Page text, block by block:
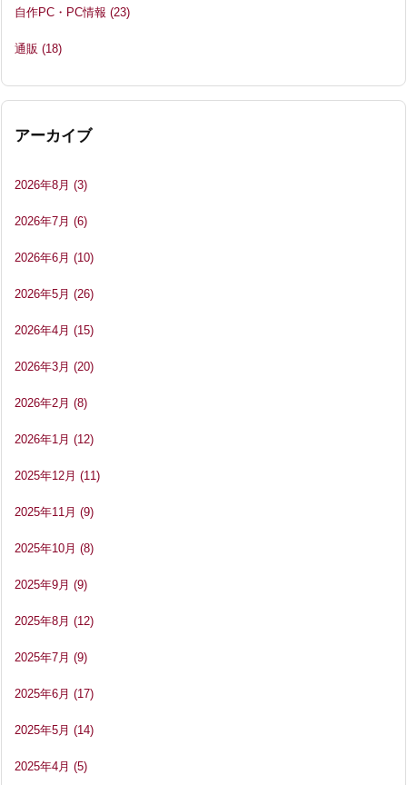
自作PC・PC情報 (23)
通販 (18)
アーカイブ
2026年8月 (3)
2026年7月 (6)
2026年6月 (10)
2026年5月 (26)
2026年4月 (15)
2026年3月 (20)
2026年2月 (8)
2026年1月 (12)
2025年12月 (11)
2025年11月 (9)
2025年10月 (8)
2025年9月 (9)
2025年8月 (12)
2025年7月 (9)
2025年6月 (17)
2025年5月 (14)
2025年4月 (5)